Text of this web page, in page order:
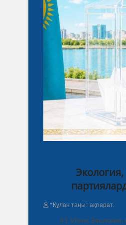
"Құлан таңы" ақпарат.
41 ViewsЭкология,